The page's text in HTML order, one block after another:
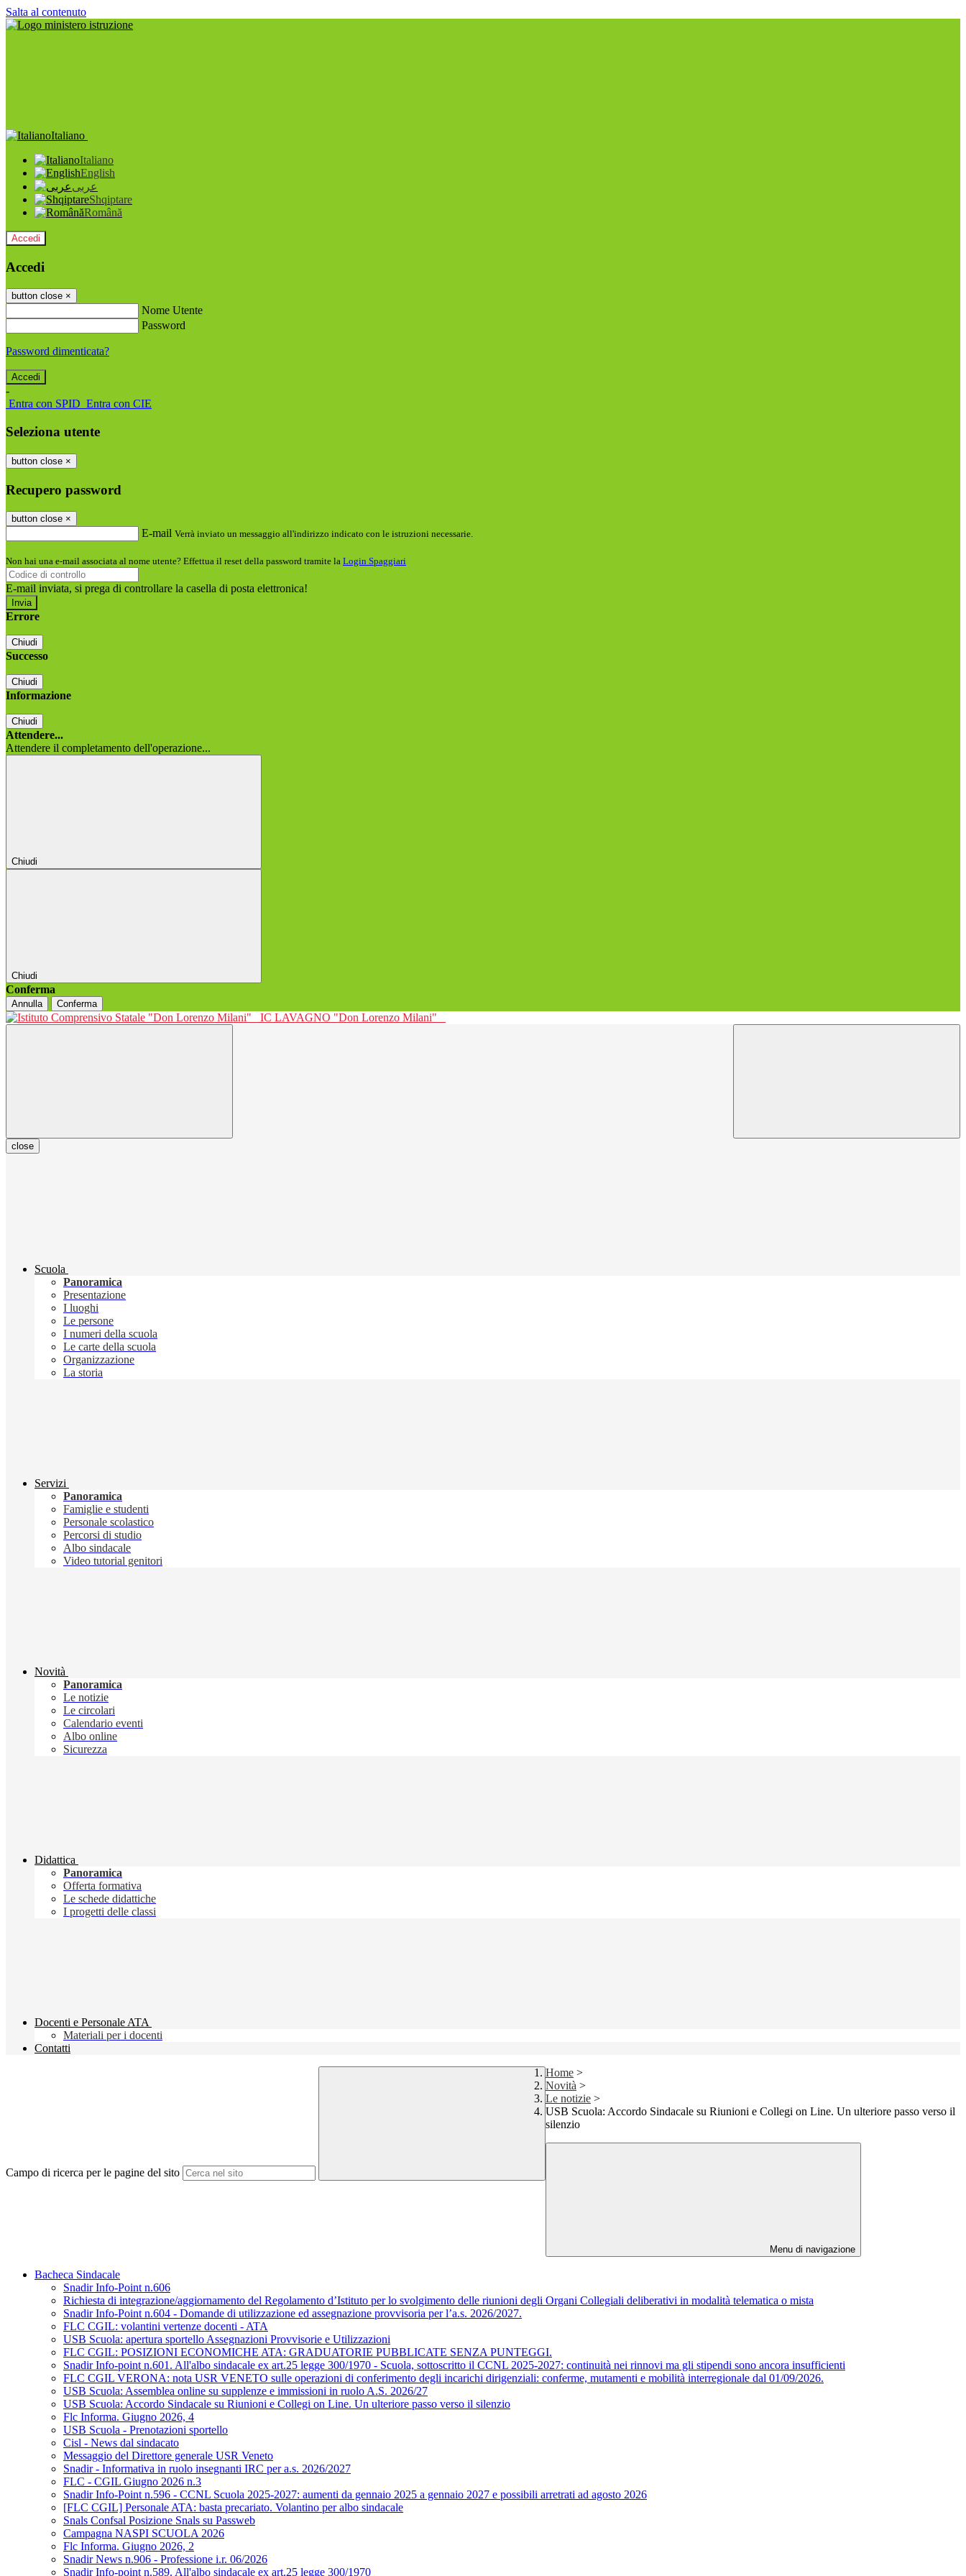
Salta al contenuto
Italiano
Italiano
English
عربى
Shqiptare
Română
Accedi
Accedi
button close ×
Nome Utente
Password
Password dimenticata?
-
Entra con SPID Entra con CIE
Seleziona utente
button close ×
Recupero password
button close ×
E-mail Verrà inviato un messaggio all'indirizzo indicato con le istruzioni necessarie.
Non hai una e-mail associata al nome utente? Effettua il reset della password tramite la Login Spaggiari
E-mail inviata, si prega di controllare la casella di posta elettronica!
Errore
Chiudi
Successo
Chiudi
Informazione
Chiudi
Attendere...
Attendere il completamento dell'operazione...
Chiudi
Chiudi
Conferma
Annulla Conferma
IC LAVAGNO "Don Lorenzo Milani"
close
Scuola
Panoramica
Presentazione
I luoghi
Le persone
I numeri della scuola
Le carte della scuola
Organizzazione
La storia
Servizi
Panoramica
Famiglie e studenti
Personale scolastico
Percorsi di studio
Albo sindacale
Video tutorial genitori
Novità
Panoramica
Le notizie
Le circolari
Calendario eventi
Albo online
Sicurezza
Didattica
Panoramica
Offerta formativa
Le schede didattiche
I progetti delle classi
Docenti e Personale ATA
Materiali per i docenti
Contatti
Campo di ricerca per le pagine del sito
Home >
Novità >
Le notizie >
USB Scuola: Accordo Sindacale su Riunioni e Collegi on Line. Un ulteriore passo verso il
silenzio
Menu di navigazione
Bacheca Sindacale
Snadir Info-Point n.606
Richiesta di integrazione/aggiornamento del Regolamento d’Istituto per lo svolgimento delle riunioni degli Organi Collegiali deliberativi in modalità telematica o mista
Snadir Info-Point n.604 - Domande di utilizzazione ed assegnazione provvisoria per l’a.s. 2026/2027.
FLC CGIL: volantini vertenze docenti - ATA
USB Scuola: apertura sportello Assegnazioni Provvisorie e Utilizzazioni
FLC CGIL: POSIZIONI ECONOMICHE ATA: GRADUATORIE PUBBLICATE SENZA PUNTEGGI.
Snadir Info-point n.601. All'albo sindacale ex art.25 legge 300/1970 - Scuola, sottoscritto il CCNL 2025-2027: continuità nei rinnovi ma gli stipendi sono ancora insufficienti
FLC CGIL VERONA: nota USR VENETO sulle operazioni di conferimento degli incarichi dirigenziali: conferme, mutamenti e mobilità interregionale dal 01/09/2026.
USB Scuola: Assemblea online su supplenze e immissioni in ruolo A.S. 2026/27
USB Scuola: Accordo Sindacale su Riunioni e Collegi on Line. Un ulteriore passo verso il silenzio
Flc Informa. Giugno 2026, 4
USB Scuola - Prenotazioni sportello
Cisl - News dal sindacato
Messaggio del Direttore generale USR Veneto
Snadir - Informativa in ruolo insegnanti IRC per a.s. 2026/2027
FLC - CGIL Giugno 2026 n.3
Snadir Info-Point n.596 - CCNL Scuola 2025-2027: aumenti da gennaio 2025 a gennaio 2027 e possibili arretrati ad agosto 2026
[FLC CGIL] Personale ATA: basta precariato. Volantino per albo sindacale
Snals Confsal Posizione Snals su Passweb
Campagna NASPI SCUOLA 2026
Flc Informa. Giugno 2026, 2
Snadir News n.906 - Professione i.r. 06/2026
Snadir Info-point n.589. All'albo sindacale ex art.25 legge 300/1970